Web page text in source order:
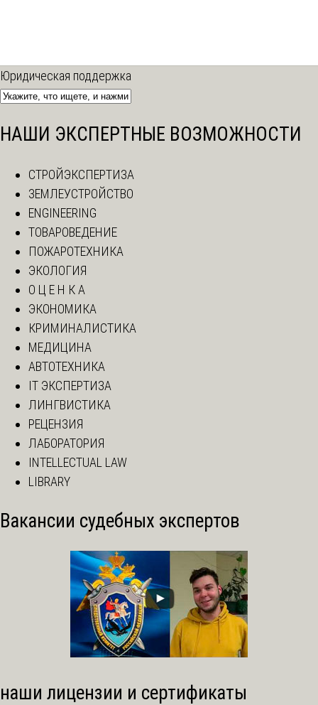
Юридическая поддержка
НАШИ ЭКСПЕРТНЫЕ ВОЗМОЖНОСТИ
СТРОЙЭКСПЕРТИЗА
ЗЕМЛЕУСТРОЙСТВО
ENGINEERING
ТОВАРОВЕДЕНИЕ
ПОЖАРОТЕХНИКА
ЭКОЛОГИЯ
О Ц Е Н К А
ЭКОНОМИКА
КРИМИНАЛИСТИКА
МЕДИЦИНА
АВТОТЕХНИКА
IT ЭКСПЕРТИЗА
ЛИНГВИСТИКА
РЕЦЕНЗИЯ
ЛАБОРАТОРИЯ
INTELLECTUAL LAW
LIBRARY
Вакансии судебных экспертов
наши лицензии и сертификаты